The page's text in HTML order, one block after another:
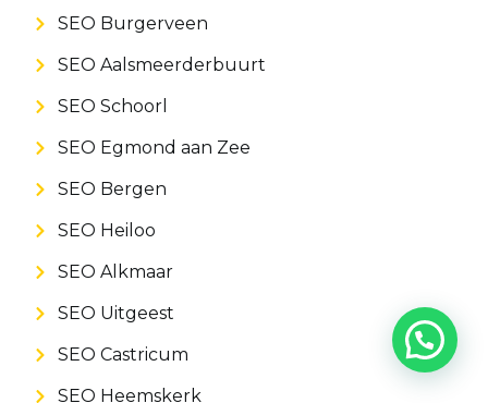
SEO Burgerveen
SEO Aalsmeerderbuurt
SEO Schoorl
SEO Egmond aan Zee
SEO Bergen
SEO Heiloo
SEO Alkmaar
SEO Uitgeest
SEO Castricum
SEO Heemskerk